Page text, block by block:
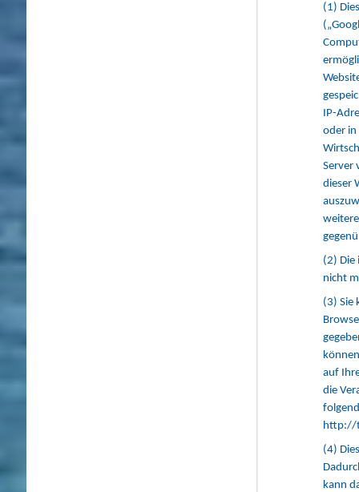
(1)
IP-
oder in
Server
dieser
(2) Die
nicht
(3) Sie
auf
die
http://
(4)
kann